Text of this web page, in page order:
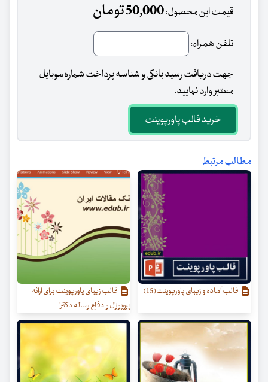
قیمت این محصول:50,000 تومان
تلفن همراه:
جهت دریافت رسید بانکی و شناسه پرداخت شماره موبایل
معتبر وارد نمایید.
خرید قالب پاورپوینت
مطالب مرتبط
قالب آماده و زیبای پاورپوینت(15)
قالب زیبای پاورپوینت برای ارائه
پروپوزال و دفاع رساله دکترا